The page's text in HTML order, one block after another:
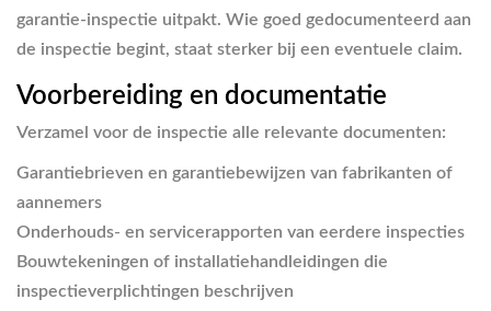
garantie-inspectie uitpakt. Wie goed gedocumenteerd aan
de inspectie begint, staat sterker bij een eventuele claim.
Voorbereiding en documentatie
Verzamel voor de inspectie alle relevante documenten:
Garantiebrieven en garantiebewijzen van fabrikanten of
aannemers
Onderhouds- en servicerapporten van eerdere inspecties
Bouwtekeningen of installatiehandleidingen die
inspectieverplichtingen beschrijven